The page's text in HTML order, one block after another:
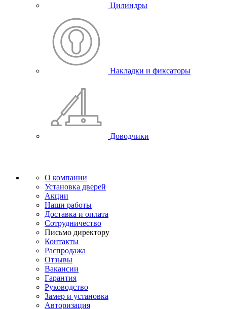
Цилиндры
Накладки и фиксаторы
Доводчики
О компании
Установка дверей
Акции
Наши работы
Доставка и оплата
Сотрудничество
Письмо директору
Контакты
Распродажа
Отзывы
Вакансии
Гарантия
Руководство
Замер и установка
Авторизация